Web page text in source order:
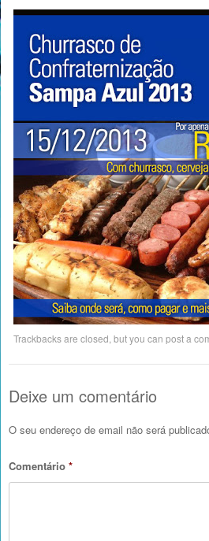
Trackbacks are closed, but you can post a
Deixe um comentário
O seu endereço de email não será
Comentário *